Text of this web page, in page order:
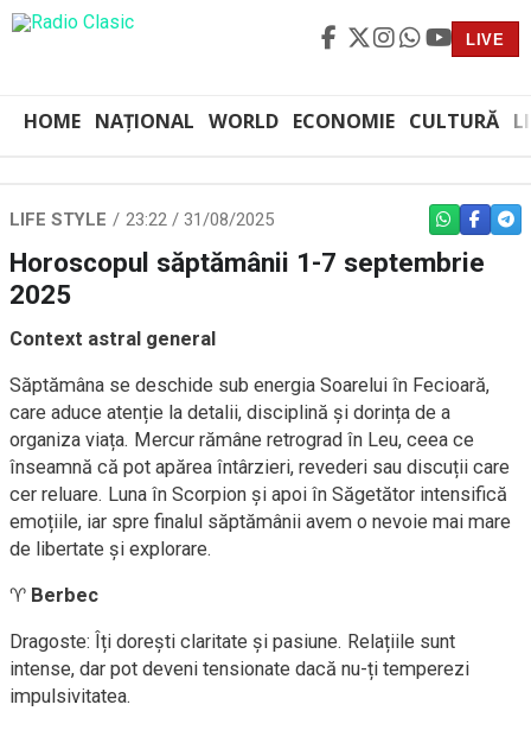
LIVE
HOME NAȚIONAL WORLD ECONOMIE CULTURĂ
LIFE STYLE 23:22 / 31/08/2025 WHATSAPP
Horoscopul săptămânii 1-7 septembrie
2025
Context astral general
Săptămâna se deschide sub energia Soarelui în Fecioară,
care aduce atenție la detalii, disciplină și dorința de a
organiza viața. Mercur rămâne retrograd în Leu, ceea ce
înseamnă că pot apărea întârzieri, revederi sau discuții care
cer reluare. Luna în Scorpion și apoi în Săgetător intensifică
emoțiile, iar spre finalul săptămânii avem o nevoie mai mare
de libertate și explorare.
♈ Berbec
Dragoste: Îți dorești claritate și pasiune. Relațiile sunt
intense, dar pot deveni tensionate dacă nu-ți temperezi
impulsivitatea.